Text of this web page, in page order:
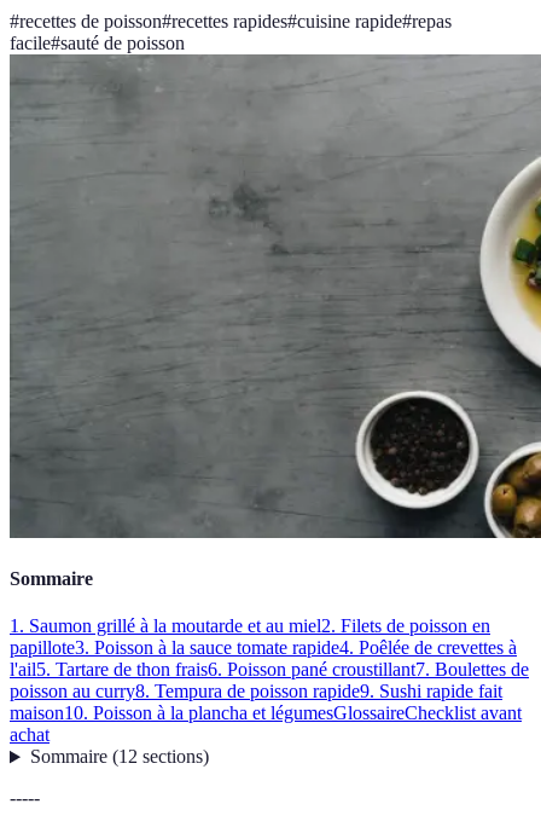
#recettes de poisson#recettes rapides#cuisine rapide#repas
facile#sauté de poisson
Sommaire
1. Saumon grillé à la moutarde et au miel2. Filets de poisson en
papillote3. Poisson à la sauce tomate rapide4. Poêlée de crevettes à
l'ail5. Tartare de thon frais6. Poisson pané croustillant7. Boulettes de
poisson au curry8. Tempura de poisson rapide9. Sushi rapide fait
maison10. Poisson à la plancha et légumesGlossaireChecklist avant
achat
Sommaire(12 sections)
-----